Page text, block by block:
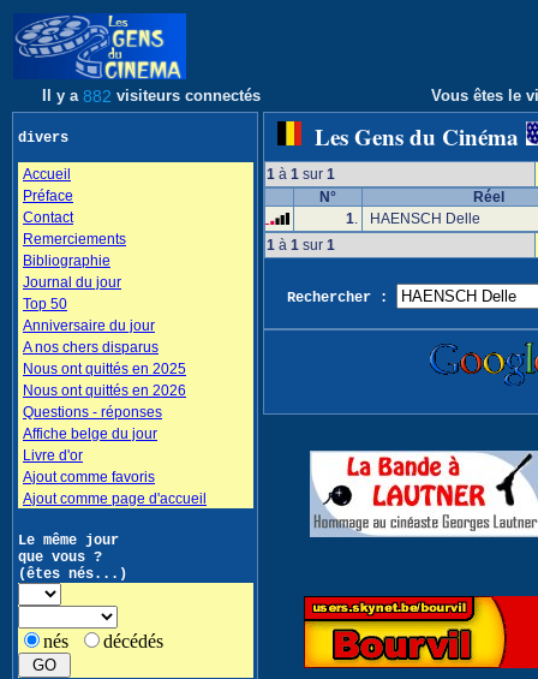
Il y a 882 visiteurs connectés Vous êtes le
divers
Accueil
Préface
Contact
Remerciements
Bibliographie
Journal du jour
Top 50
Anniversaire du jour
A nos chers disparus
Nous ont quittés en 2025
Nous ont quittés en 2026
Questions - réponses
Affiche belge du jour
Livre d'or
Ajout comme favoris
Ajout comme page d'accueil
Le même jour
que vous ?
(êtes nés...)
nés décédés
Les Gens du Cinéma
1 à 1 sur 1
N°
Réel
1.
HAENSCH Delle
1 à 1 sur 1
Rechercher :